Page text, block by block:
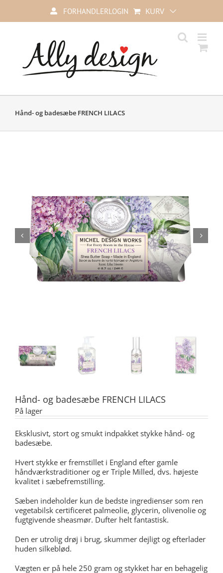
content
FORHANDLERLOGIN KURV
Hånd- og badesæbe FRENCH LILACS
Hånd- og badesæbe FRENCH LILACS
På lager
Eksklusivt, stort og smukt indpakket stykke hånd- og
badesæbe.
Hvert stykke er fremstillet i England efter gamle
håndværkstraditioner og er Triple Milled, dvs. højeste
kvalitet i sæbefremstilling.
Sæben indeholder kun de bedste ingredienser som ren
vegetabilsk certificeret palmeolie, glycerin, olivenolie og
fugtgivende sheasmør. Dufter helt fantastisk.
Den er utrolig drøj i brug, skummer dejligt og efterlader
huden silkeblød.
Vægten er på hele 250 gram og stykket har en behagelig